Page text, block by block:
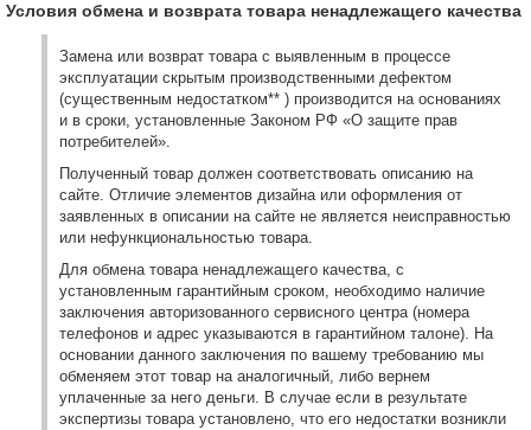
Условия обмена и возврата товара ненадлежащего качества
Замена или возврат товара с выявленным в процессе
эксплуатации скрытым производственными дефектом
(существенным недостатком** ) производится на основаниях
и в сроки, установленные Законом РФ «О защите прав
потребителей».
Полученный товар должен соответствовать описанию на
сайте. Отличие элементов дизайна или оформления от
заявленных в описании на сайте не является неисправностью
или нефункциональностью товара.
Для обмена товара ненадлежащего качества, с
установленным гарантийным сроком, необходимо наличие
заключения авторизованного сервисного центра (номера
телефонов и адрес указываются в гарантийном талоне). На
основании данного заключения по вашему требованию мы
обменяем этот товар на аналогичный, либо вернем
уплаченные за него деньги. В случае если в результате
экспертизы товара установлено, что его недостатки возникли